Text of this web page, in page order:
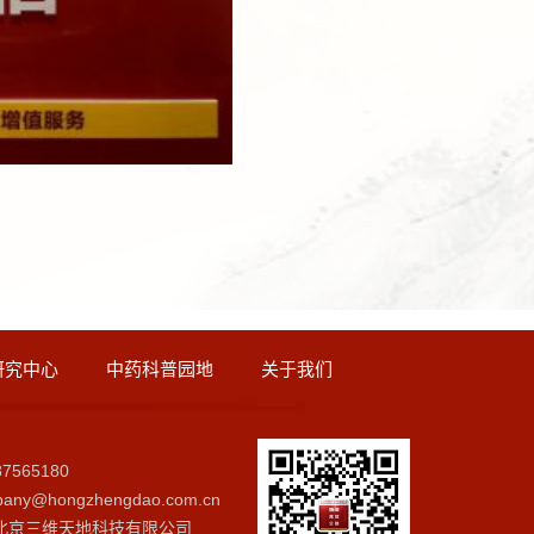
究中心 中药科普园地 关于我们
京三维天地科技有限公司